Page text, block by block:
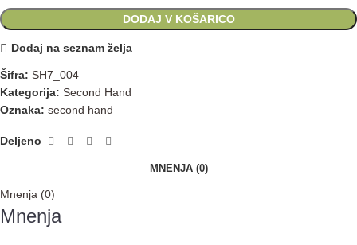
DODAJ V KOŠARICO
Dodaj na seznam želja
Šifra: SH7_004
Kategorija: Second Hand
Oznaka: second hand
Deljeno
MNENJA (0)
Mnenja (0)
Mnenja